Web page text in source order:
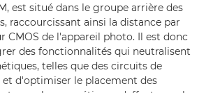
est situé dans le groupe arrière des
raccourcissant ainsi la distance par
CMOS de l'appareil photo. Il est donc
des fonctionnalités qui neutralisent
telles que des circuits de
d'optimiser le placement des